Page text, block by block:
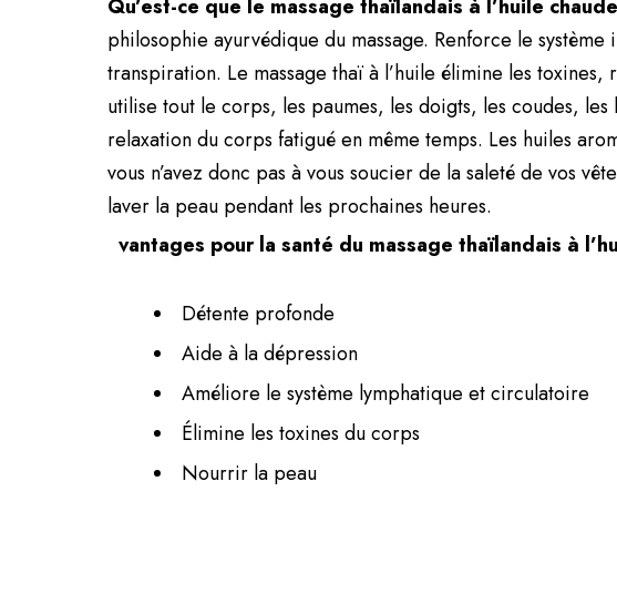
Qu’est-ce que le massage thaïlandais à l’huile
philosophie ayurvédique du massage. Renforce le
transpiration. Le massage thaï à l’huile élimine les
utilise tout le corps, les paumes, les doigts, les coudes,
relaxation du corps fatigué en même temps. Les huiles
vous n’avez donc pas à vous soucier de la saleté de vos
laver la peau pendant les prochaines heures.
vantages pour la santé du massage thaïlandais à
Détente profonde
Aide à la dépression
Améliore le système lymphatique et circulatoire
Élimine les toxines du corps
Nourrir la peau